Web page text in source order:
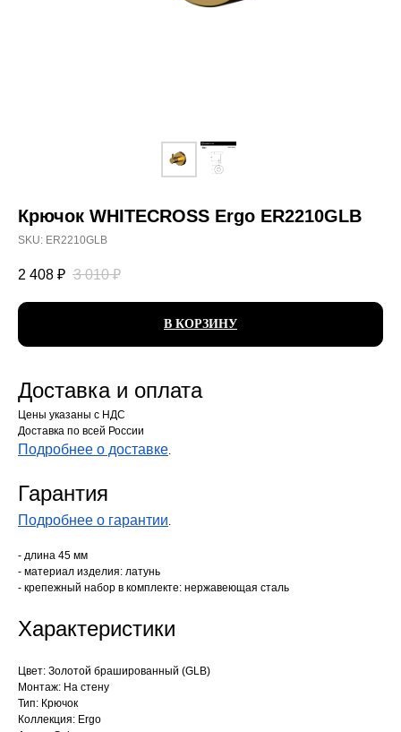
Крючок WHITECROSS Ergo ER2210GLB
SKU: ER2210GLB
2 408 ₽ 3 010 ₽
В КОРЗИНУ
Доставка и оплата
Цены указаны с НДС
Доставка по всей России
Подробнее о доставке.
Гарантия
Подробнее о гарантии.
- длина 45 мм
- материал изделия: латунь
- крепежный набор в комплекте: нержавеющая сталь
Характеристики
Цвет: Золотой брашированный (GLB)
Монтаж: На стену
Тип: Крючок
Коллекция: Ergo